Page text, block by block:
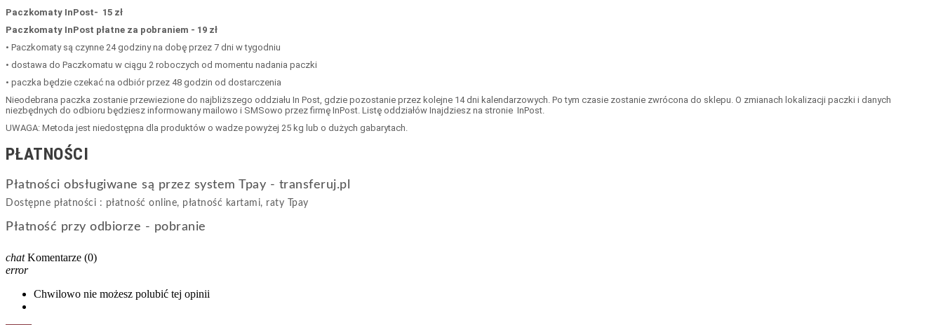
Paczkomaty InPost- 15 zł
Paczkomaty InPost płatne za pobraniem - 19 zł
• Paczkomaty są czynne 24 godziny na dobę przez 7 dni w tygodniu
• dostawa do Paczkomatu w ciągu 2 roboczych od momentu nadania paczki
• paczka będzie czekać na odbiór przez 48 godzin od dostarczenia
Nieodebrana paczka zostanie przewiezione do najbliższego oddziału In Post, gdzie pozostanie przez kolejne 14 dni kalendarzowych. Po tym czasie zostanie zwrócona do sklepu. O zmianach lokalizacji paczki i danych
niezbędnych do odbioru będziesz informowany mailowo i SMSowo przez firmę InPost. Listę oddziałów Inajdziesz na stronie InPost.
UWAGA: Metoda jest niedostępna dla produktów o wadze powyżej 25 kg lub o dużych gabarytach.
PŁATNOŚCI
Płatności obsługiwane są przez system Tpay - transferuj.pl
Dostępne płatności : płatność online, płatność kartami, raty Tpay
Płatność przy odbiorze - pobranie
chat Komentarze (0)
error
Chwilowo nie możesz polubić tej opinii